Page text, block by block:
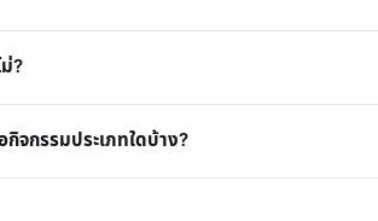
?
กิจกรรมประเภทใดบ้าง?